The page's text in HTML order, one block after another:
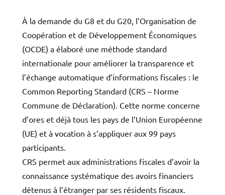
À la demande du G8 et du G20, l’Organisation de
Coopération et de Développement Économiques
(OCDE) a élaboré une méthode standard
internationale pour améliorer la transparence et
l’échange automatique d’informations fiscales : le
Common Reporting Standard (CRS – Norme
Commune de Déclaration). Cette norme concerne
d’ores et déjà tous les pays de l’Union Européenne
(UE) et à vocation à s’appliquer aux 99 pays
participants.
CRS permet aux administrations fiscales d’avoir la
connaissance systématique des avoirs financiers
détenus à l’étranger par ses résidents fiscaux.